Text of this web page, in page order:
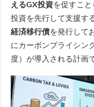
えるGX投資を促すこ
投資を先行して支援す
経済移行債を発行して
にカーボンプライシン
度）が導入される計画